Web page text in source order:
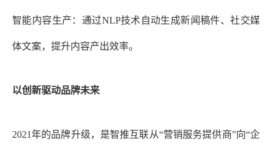
智能内容生产：通过NLP技术自动生成新闻稿件、社交媒
体文案，提升内容产出效率。
以创新驱动品牌未来
2021年的品牌升级，是智推互联从“营销服务提供商”向“企